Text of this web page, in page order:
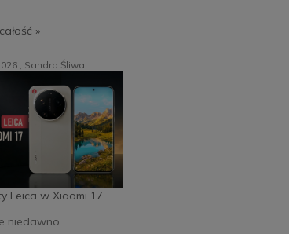
»
Leica w Xiaomi 17
, Sandra Śliwa
niedawno